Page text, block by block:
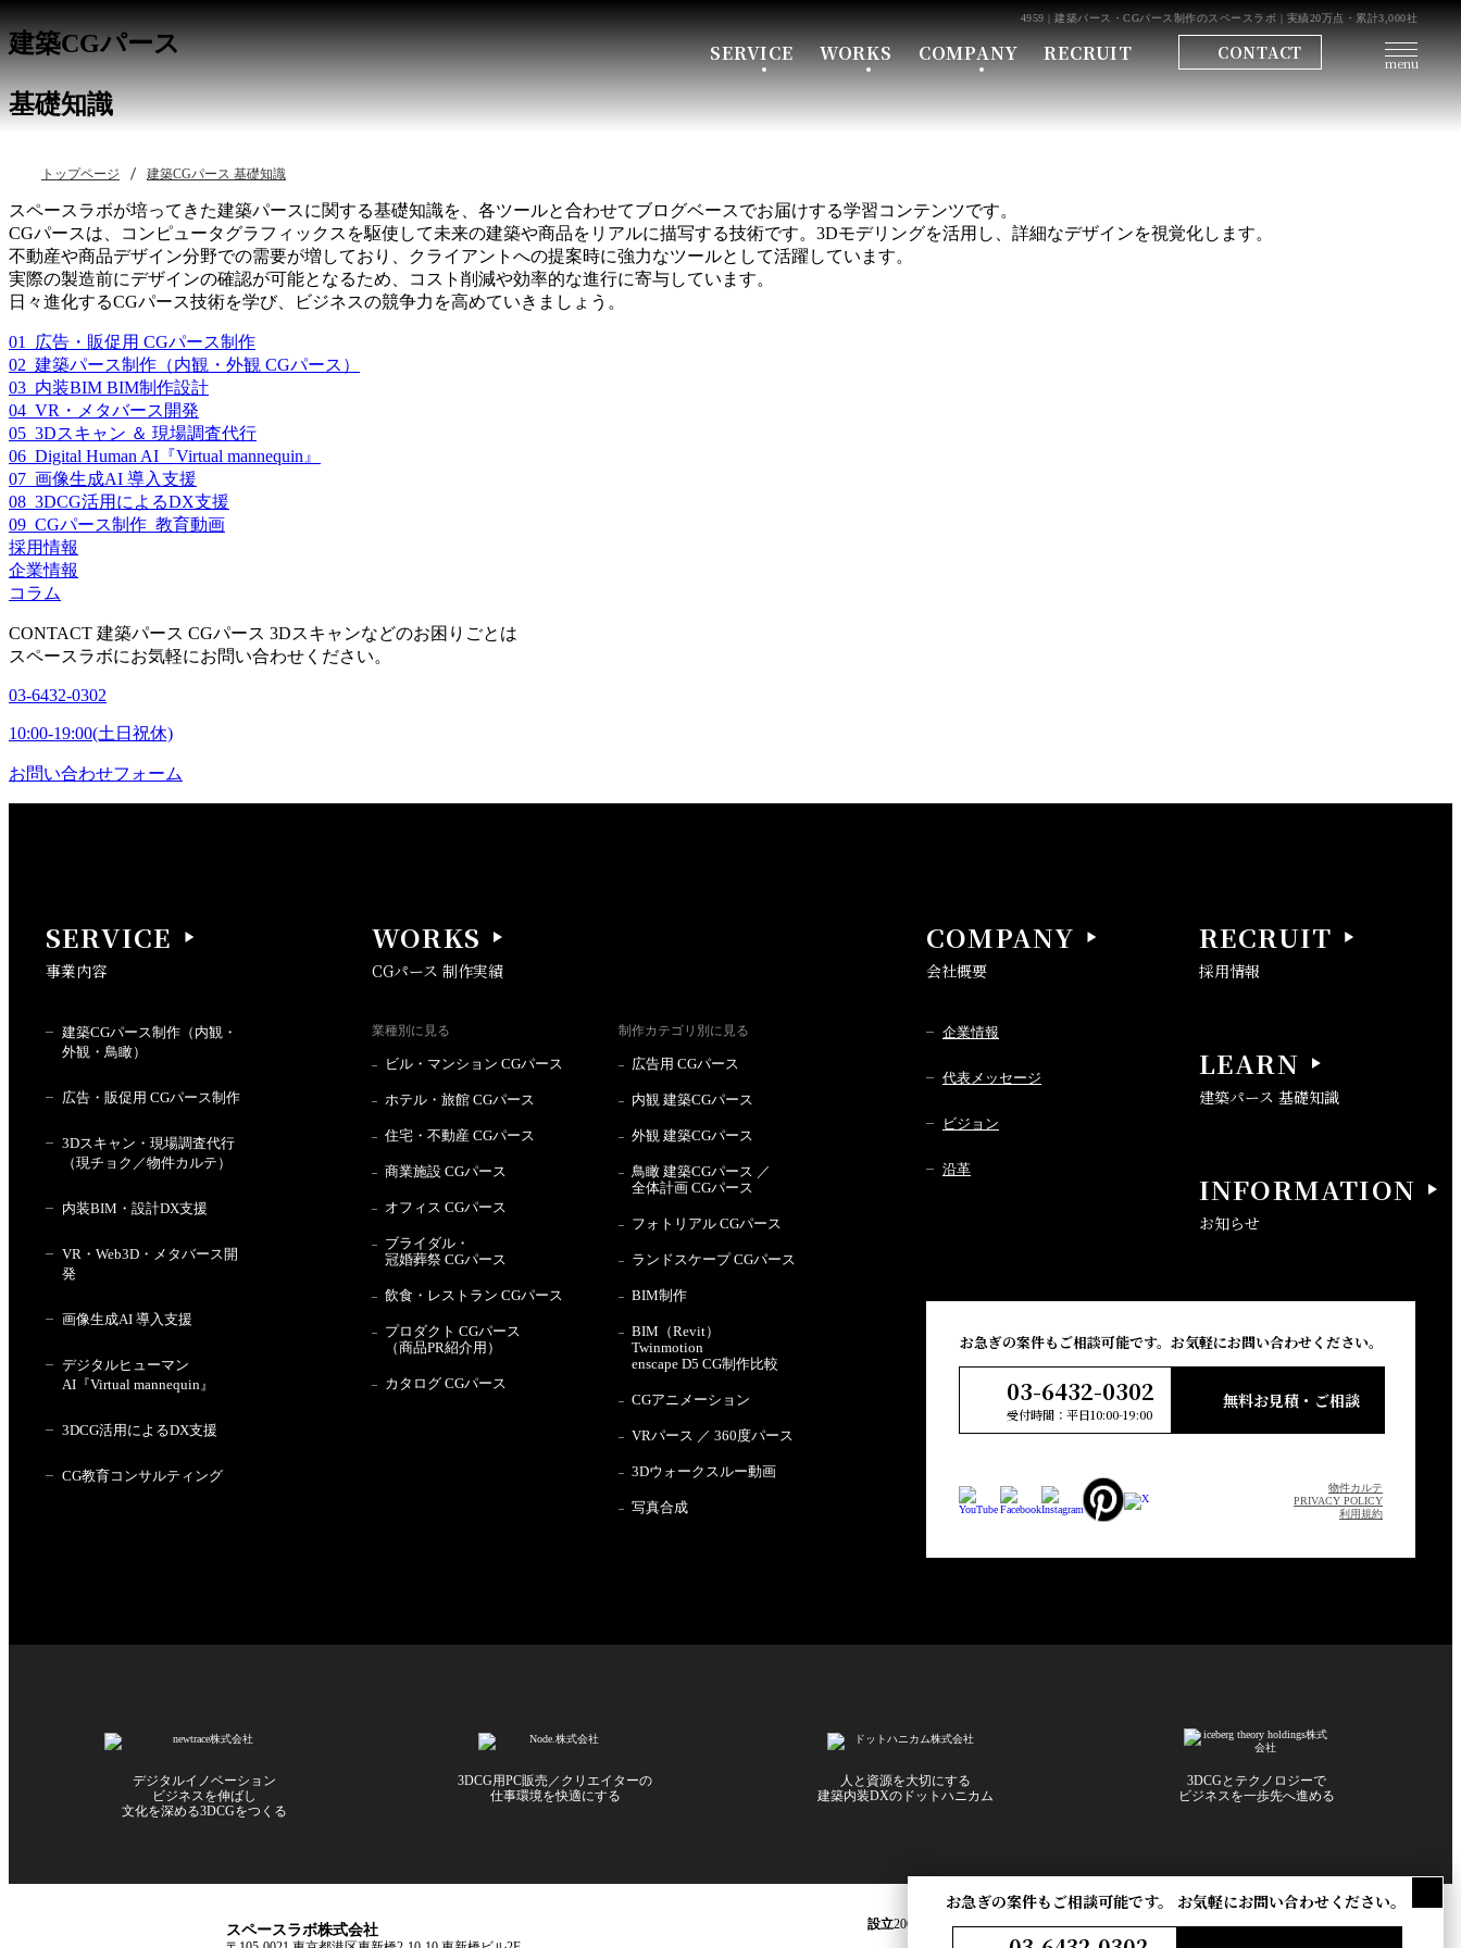
4959 | 建築パース・CGパース制作のスペースラボ | 実績20万点・累計3,000社
SERVICE WORKS COMPANY RECRUIT CONTACT menu
お急ぎの案件もご相談可能です。 お気軽にお問い合わせください。
建築CGパース
基礎知識
トップページ 建築CGパース 基礎知識
スペースラボが培ってきた建築パースに関する基礎知識を、各ツールと合わせてブログベースでお届けする学習コンテンツです。
CGパースは、コンピュータグラフィックスを駆使して未来の建築や商品をリアルに描写する技術です。3Dモデリングを活用し、詳細なデザインを視覚化します。
不動産や商品デザイン分野での需要が増しており、クライアントへの提案時に強力なツールとして活躍しています。
実際の製造前にデザインの確認が可能となるため、コスト削減や効率的な進行に寄与しています。
日々進化するCGパース技術を学び、ビジネスの競争力を高めていきましょう。
01_広告・販促用 CGパース制作
02_建築パース制作（内観・外観 CGパース）
03_内装BIM BIM制作設計
04_VR・メタバース開発
05_3Dスキャン ＆ 現場調査代行
06_Digital Human AI『Virtual mannequin』
07_画像生成AI 導入支援
08_3DCG活用によるDX支援
09_CGパース制作_教育動画
採用情報
企業情報
コラム
CONTACT 建築パース CGパース 3Dスキャンなどのお困りごとは
スペースラボにお気軽にお問い合わせください。
03-6432-0302
10:00-19:00(土日祝休)
お問い合わせフォーム
SERVICE
事業内容
建築CGパース制作（内観・
外観・鳥瞰）
広告・販促用 CGパース制作
3Dスキャン・現場調査代行
（現チョク／物件カルテ）
内装BIM・設計DX支援
VR・Web3D・メタバース開
発
画像生成AI 導入支援
デジタルヒューマン
AI『Virtual mannequin』
3DCG活用によるDX支援
CG教育コンサルティング
WORKS
CGパース 制作実績
業種別に見る
ビル・マンション CGパース
ホテル・旅館 CGパース
住宅・不動産 CGパース
商業施設 CGパース
オフィス CGパース
ブライダル・
冠婚葬祭 CGパース
飲食・レストラン CGパース
プロダクト CGパース
（商品PR紹介用）
カタログ CGパース
制作カテゴリ別に見る
広告用 CGパース
内観 建築CGパース
外観 建築CGパース
鳥瞰 建築CGパース ／
全体計画 CGパース
フォトリアル CGパース
ランドスケープ CGパース
BIM制作
BIM（Revit）
Twinmotion
enscape D5 CG制作比較
CGアニメーション
VRパース ／ 360度パース
3Dウォークスルー動画
写真合成
COMPANY
会社概要
企業情報
代表メッセージ
ビジョン
沿革
RECRUIT
採用情報
LEARN
建築パース 基礎知識
INFORMATION
お知らせ
お急ぎの案件もご相談可能です。 お気軽にお問い合わせください。
03-6432-0302
受付時間：平日10:00-19:00
無料お見積・ご相談
物件カルテ
PRIVACY POLICY
利用規約
デジタルイノベーション
ビジネスを伸ばし
文化を深める3DCGをつくる
3DCG用PC販売／クリエイターの
仕事環境を快適にする
人と資源を大切にする
建築内装DXのドットハニカム
3DCGとテクノロジーで
ビジネスを一歩先へ進める
スペースラボ株式会社 設立2009年5月22日代表代表取締役 柴原誉幸役員取締役 広瀬佑介社員数60名（グループ連結）